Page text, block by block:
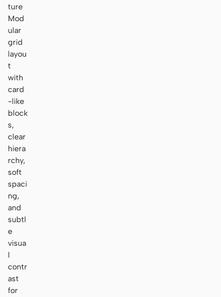
ture
Mod
ular
grid
layou
t
with
card
-like
block
s,
clear
hiera
rchy,
soft
spaci
ng,
and
subtl
e
visua
l
contr
ast
for